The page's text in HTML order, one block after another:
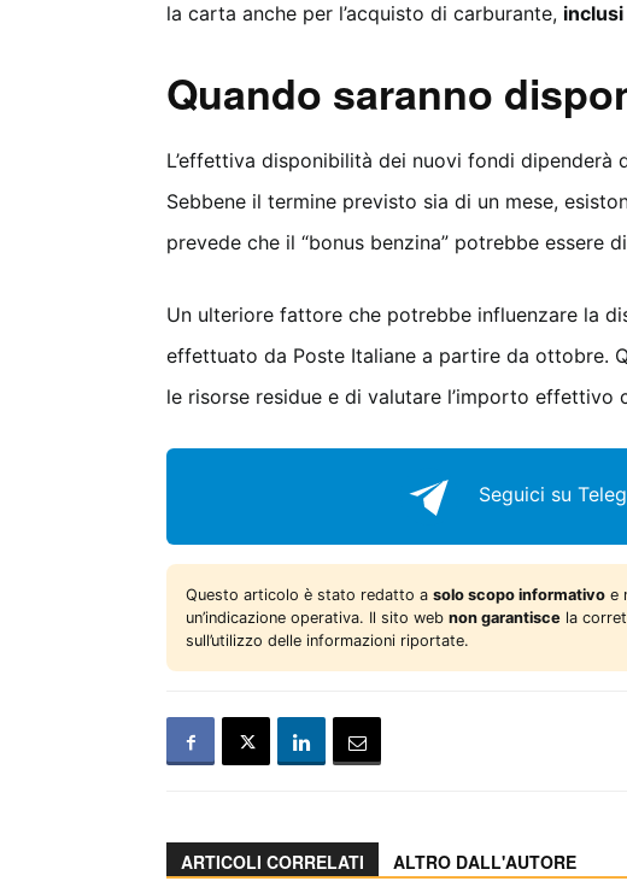
la carta anche per l’acquisto di carburante, inclusi
Quando saranno
L’effettiva disponibilità dei nuovi fondi
Sebbene il termine previsto sia di un mese,
prevede che il “bonus benzina” potrebbe essere
Un ulteriore fattore che potrebbe influenzare la
effettuato da Poste Italiane a partire da ottobre.
le risorse residue e di valutare l’importo effettivo
Seguici su
Questo articolo è stato redatto a solo scopo informativo e
un’indicazione operativa. Il sito web non garantisce la
sull’utilizzo delle informazioni riportate.
ARTICOLI CORRELATI ALTRO DALL'AUTORE